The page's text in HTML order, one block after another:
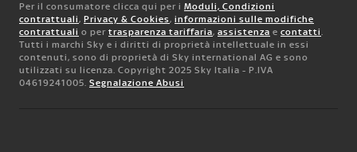
Per il consumatore clicca qui per i Moduli, Condizioni
contrattuali, Privacy & Cookies, informazioni sulle modifiche
contrattuali o per trasparenza tariffaria, assistenza e contatti.
Tutti i marchi Sky e i diritti di proprietà intellettuale in essi
contenuti, sono di proprietà di Sky international AG e sono
utilizzati su licenza. Copyright 2025 Sky Italia - P.IVA
04619241005. Segnalazione Abusi